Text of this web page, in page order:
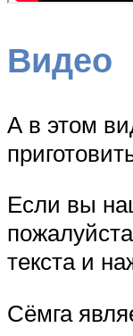
Видео
А в этом
Если вы
текста и
Сёмга